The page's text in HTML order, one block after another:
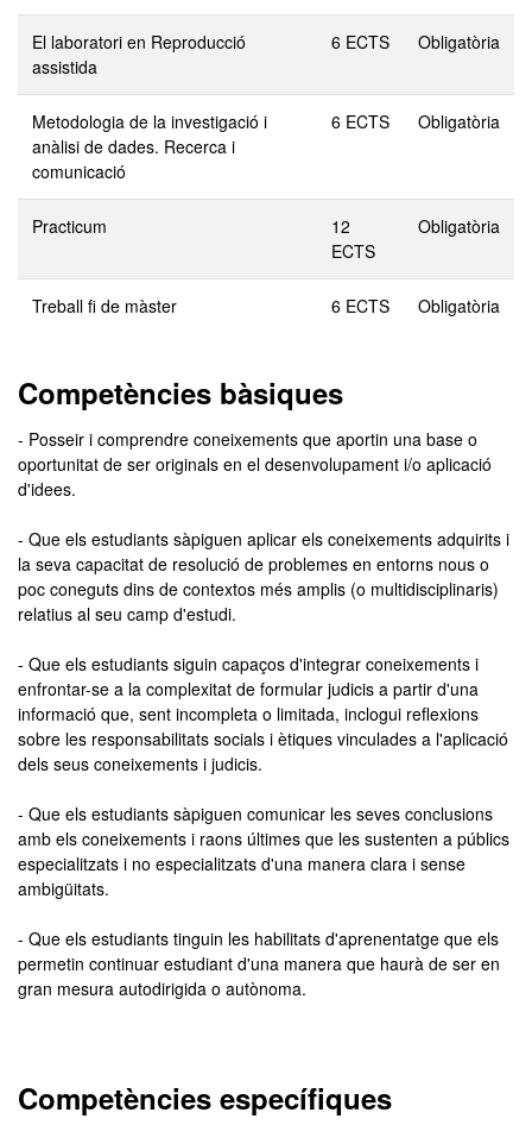
El laboratori en Reproducció
assistida
6 ECTS Obligatòria
Metodologia de la investigació i
anàlisi de dades. Recerca i
comunicació
6 ECTS Obligatòria
Practicum
12
ECTS
Obligatòria
Treball fi de màster 6 ECTS Obligatòria
Competències bàsiques
- Posseir i comprendre coneixements que aportin una base o
oportunitat de ser originals en el desenvolupament i/o aplicació
d'idees.
- Que els estudiants sàpiguen aplicar els coneixements adquirits i
la seva capacitat de resolució de problemes en entorns nous o
poc coneguts dins de contextos més amplis (o multidisciplinaris)
relatius al seu camp d'estudi.
- Que els estudiants siguin capaços d'integrar coneixements i
enfrontar-se a la complexitat de formular judicis a partir d'una
informació que, sent incompleta o limitada, inclogui reflexions
sobre les responsabilitats socials i ètiques vinculades a l'aplicació
dels seus coneixements i judicis.
- Que els estudiants sàpiguen comunicar les seves conclusions
amb els coneixements i raons últimes que les sustenten a públics
especialitzats i no especialitzats d'una manera clara i sense
ambigüitats.
- Que els estudiants tinguin les habilitats d'aprenentatge que els
permetin continuar estudiant d'una manera que haurà de ser en
gran mesura autodirigida o autònoma.
Competències específiques